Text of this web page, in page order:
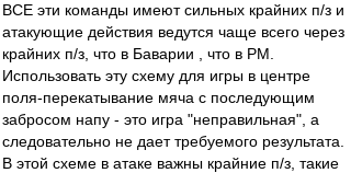
ВСЕ эти команды имеют сильных крайних п/з и
атакующие действия ведутся чаще всего через
крайних п/з, что в Баварии , что в РМ.
Использовать эту схему для игры в центре
поля-перекатывание мяча с последующим
забросом напу - это игра "неправильная", а
следовательно не дает требуемого результата.
В этой схеме в атаке важны крайние п/з, такие